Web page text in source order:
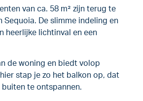
van ca. 58 m² zijn terug te
De slimme indeling en
heerlijke lichtinval en een
de woning en biedt volop
stap je zo het balkon op, dat
buiten te ontspannen.